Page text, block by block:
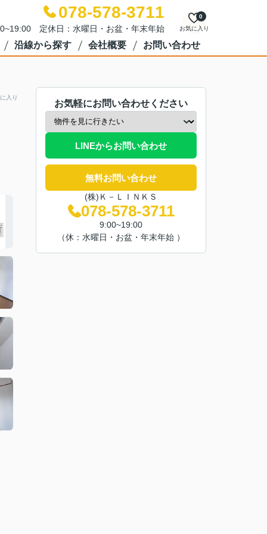
078-578-3711
定休日：水曜日・お盆・年末年始 お気に入り
0
沿線から探す 会社概要 お問い合わせ
入り
お気軽にお問い合わせください
LINEからお問い合わせ
無料お問い合わせ
(株)Ｋ－ＬＩＮＫＳ
078-578-3711
9:00~19:00
（休：水曜日・お盆・年末年始 ）